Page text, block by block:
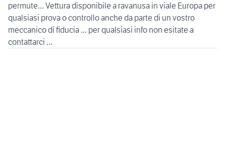
permute... Vettura disponibile a ravanusa in viale Europa per
qualsiasi prova o controllo anche da parte di un vostro
meccanico di fiducia ... per qualsiasi info non esitate a